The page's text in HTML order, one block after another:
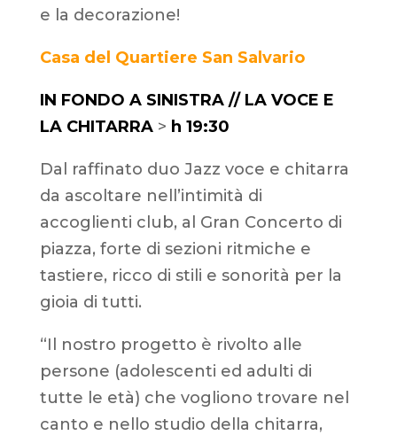
e la decorazione!
Casa del Quartiere San Salvario
IN FONDO A SINISTRA // LA VOCE E
LA CHITARRA> h 19:30
Dal raffinato duo Jazz voce e chitarra
da ascoltare nell’intimità di
accoglienti club, al Gran Concerto di
piazza, forte di sezioni ritmiche e
tastiere, ricco di stili e sonorità per la
gioia di tutti.
“Il nostro progetto è rivolto alle
persone (adolescenti ed adulti di
tutte le età) che vogliono trovare nel
canto e nello studio della chitarra,